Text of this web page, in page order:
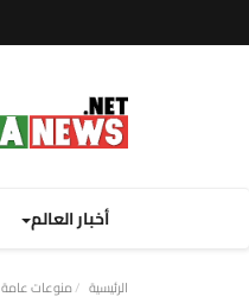
أخبار العالم
الرئيسية منوعات عامة